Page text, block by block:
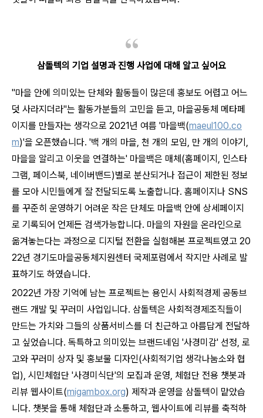
삼돌텍의 기업 설명과 진행 사업에 대해 알고 싶어요
"마을 안에 의미있는 단체와 활동들이 많은데 홍보도 어렵고 어느
덧 사라지더라"는 활동가분들의 고민을 듣고, 마을공동체 메타페
이지를 만들자는 생각으로 2021년 여름 '마을백(maeul100.co
m)'을 오픈했습니다. '백 개의 마을, 천 개의 모임, 만 개의 이야기,
마을을 알리고 이웃을 연결하는' 마을백은 매체(홈페이지, 인스타
그램, 페이스북, 네이버밴드)별로 분산되거나 접근이 제한된 정보
를 모아 시민들에게 잘 전달되도록 노출합니다. 홈페이지나 SNS
를 꾸준히 운영하기 어려운 작은 단체도 마을백 안에 상세페이지
로 기록되어 언제든 검색가능합니다. 마을의 자원을 온라인으로
옮겨놓는다는 과정으로 디지털 전환을 실험해본 프로젝트였고 20
22년 경기도마을공동체지원센터 국제포럼에서 작지만 사례로 발
표하기도 하였습니다.
2022년 가장 기억에 남는 프로젝트는 용인시 사회적경제 공동브
랜드 개발 및 꾸러미 사업입니다. 삼돌텍은 사회적경제조직들이
만드는 가치와 그들의 상품서비스를 더 친근하고 아름답게 전달하
고 싶었습니다. 독특하고 의미있는 브랜드네임 '사경미감' 선정, 로
고와 꾸러미 상자 및 홍보물 디자인(사회적기업 생각나눔소와 협
업), 시민체험단 '사경미식단'의 모집과 운영, 체험단 전용 챗봇과
리뷰 웹사이트(migambox.org) 제작과 운영을 삼돌텍이 맡았습
니다. 챗봇을 통해 체험단과 소통하고, 웹사이트에 리뷰를 축적하